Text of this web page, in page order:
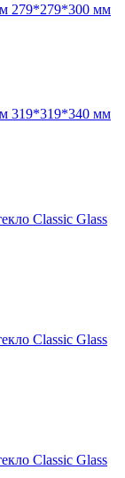
279*279*300 мм
319*319*340 мм
Classic Glass
Classic Glass
Classic Glass